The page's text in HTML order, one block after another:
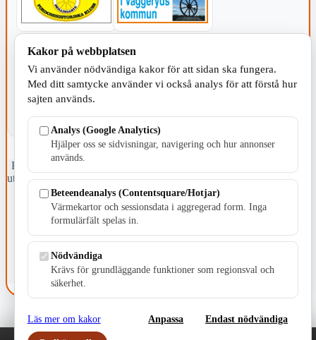
KOMMUNEN
Fristående webbtidningsföretag grundat 1991 som sedan 2002 ger
ut tidningen Skillingaryd.nu och 2010 lanserades Värnamo.nu. Från
april 2026 omfattar Skillingaryd.nu tre kommuner: Gnosjö,
Värnamo och Vaggeryds kommun.
Kontakta oss
E-post: redaktionen@skillingaryd.nu
Postadress: Gisslaköp 1, 568 92 Skillingaryd
Kakinställningar
Kakor på webbplatsen
Vi använder nödvändiga kakor för att sidan ska fungera.
Med ditt samtycke använder vi också analys för att förstå hur
sajten används.
Analys (Google Analytics)
Hjälper oss se sidvisningar, navigering och hur annonser
används.
Beteendeanalys (Contentsquare/Hotjar)
Värmekartor och sessionsdata i aggregerad form. Inga
formulärfält spelas in.
Nödvändiga
Krävs för grundläggande funktioner som regionsval och
säkerhet.
Läs mer om kakor Anpassa Endast nödvändiga